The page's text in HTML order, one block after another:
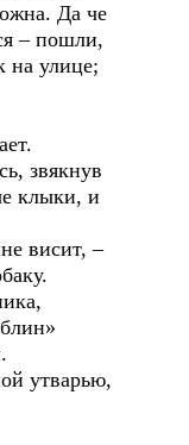
Да че
– пошли,
на улице;
звякнув
клыки, и
висит, –
утварью,